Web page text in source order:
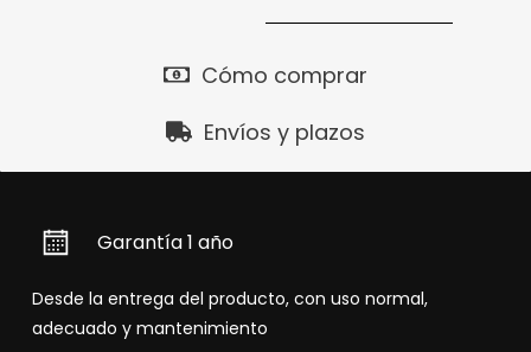
Cómo comprar
Envíos y plazos
Garantía 1 año
Desde la entrega del producto, con uso normal,
adecuado y mantenimiento